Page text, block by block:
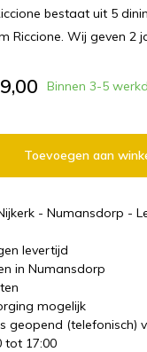
bestaat uit 5
Riccione. Wij geven 2
Binnen 3-5
Toevoegen aan
- Numansdorp -
levertijd
in Numansdorp
mogelijk
geopend (telefonisch)
tot 17:00